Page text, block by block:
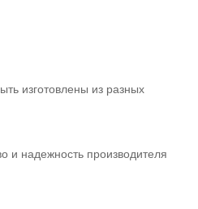
изготовлены из разных
и надежность производителя